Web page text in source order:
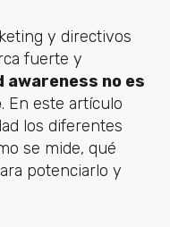
y directivos
fuerte y
no es
. En este artículo
los diferentes
se mide, qué
potenciarlo y